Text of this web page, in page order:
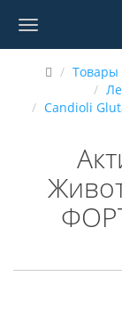
Товары
Candioli